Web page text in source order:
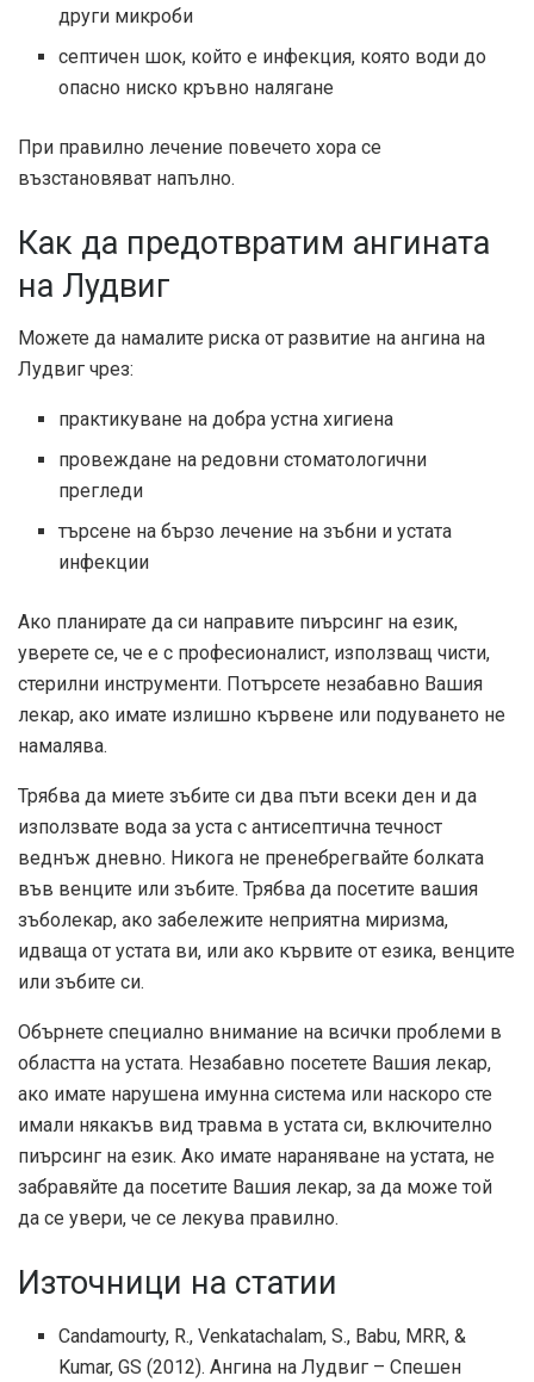
други микроби
септичен шок, който е инфекция, която води до
опасно ниско кръвно налягане
При правилно лечение повечето хора се
възстановяват напълно.
Как да предотвратим ангината
на Лудвиг
Можете да намалите риска от развитие на ангина на
Лудвиг чрез:
практикуване на добра устна хигиена
провеждане на редовни стоматологични
прегледи
търсене на бързо лечение на зъбни и устата
инфекции
Ако планирате да си направите пиърсинг на език,
уверете се, че е с професионалист, използващ чисти,
стерилни инструменти. Потърсете незабавно Вашия
лекар, ако имате излишно кървене или подуването не
намалява.
Трябва да миете зъбите си два пъти всеки ден и да
използвате вода за уста с антисептична течност
веднъж дневно. Никога не пренебрегвайте болката
във венците или зъбите. Трябва да посетите вашия
зъболекар, ако забележите неприятна миризма,
идваща от устата ви, или ако кървите от езика, венците
или зъбите си.
Обърнете специално внимание на всички проблеми в
областта на устата. Незабавно посетете Вашия лекар,
ако имате нарушена имунна система или наскоро сте
имали някакъв вид травма в устата си, включително
пиърсинг на език. Ако имате нараняване на устата, не
забравяйте да посетите Вашия лекар, за да може той
да се увери, че се лекува правилно.
Източници на статии
Candamourty, R., Venkatachalam, S., Babu, MRR, &
Kumar, GS (2012). Ангина на Лудвиг – Спешен